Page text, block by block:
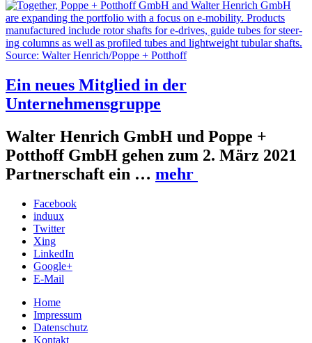
Ein neues Mitglied in der
Unternehmensgruppe
Walter Henrich GmbH und Poppe +
Potthoff GmbH gehen zum 2. März 2021
Partnerschaft ein … mehr
Facebook
induux
Twitter
Xing
LinkedIn
Google+
E-Mail
Home
Impressum
Datenschutz
Kontakt